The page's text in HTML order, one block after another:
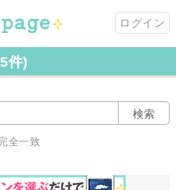
ログイン
件)
検索
全一致